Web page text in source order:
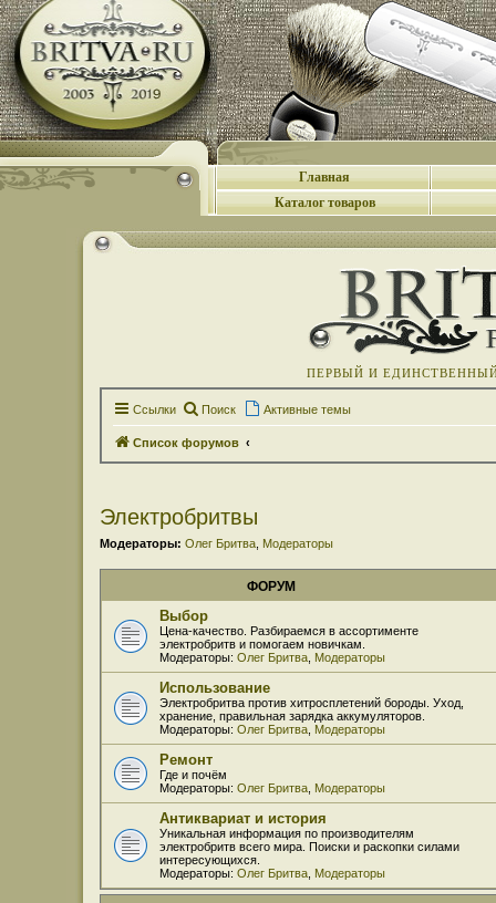
Главная
Каталог товаров
ПЕРВЫЙ И
Ссылки Поиск Активные темы
Список форумов
Электробритвы
Модераторы: Олег Бритва Модераторы
ФОРУМ
Выбор
Цена-качество. Разбираемся в ассортименте
электробритв и помогаем новичкам.
Модераторы: Олег Бритва Модераторы
Использование
Электробритва против хитросплетений бороды. Уход,
хранение, правильная зарядка аккумуляторов.
Модераторы: Олег Бритва Модераторы
Ремонт
Где и почём
Модераторы: Олег Бритва Модераторы
Антиквариат и история
Уникальная информация по производителям
электробритв всего мира. Поиски и раскопки силами
интересующихся.
Модераторы: Олег Бритва Модераторы